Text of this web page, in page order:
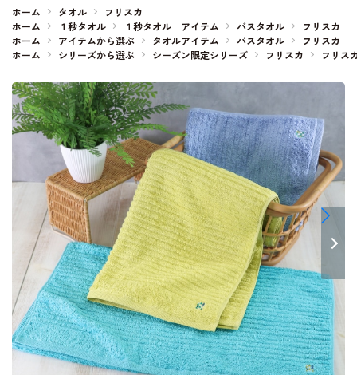
ホーム タオル
フリスカ
ホーム
１秒タオル １秒タオル アイテム バスタオル
フリスカ
ホーム
アイテムから選ぶ タオルアイテム バスタオル
フリスカ
ホーム
シリーズから選ぶ シーズン限定シリーズ フリスカ フリス